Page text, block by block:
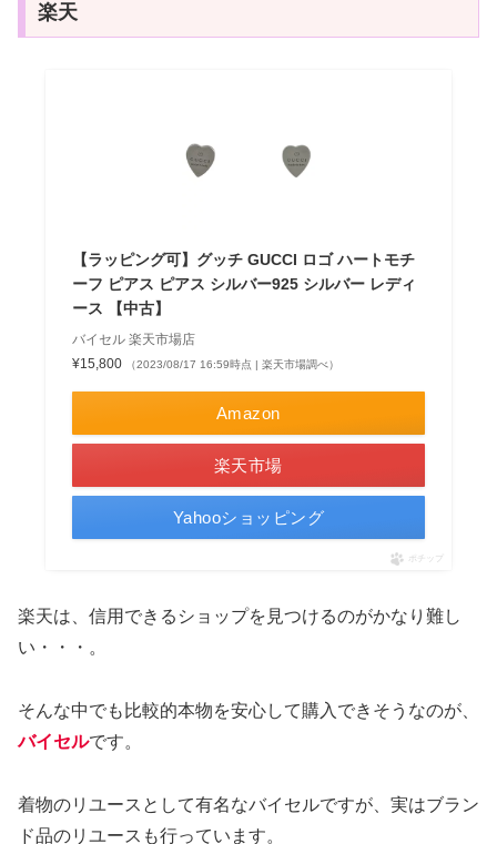
楽天
【ラッピング可】グッチ GUCCI ロゴ ハートモチ
ーフ ピアス ピアス シルバー925 シルバー レディ
ース 【中古】
バイセル 楽天市場店
¥15,800
（2023/08/17 16:59時点 | 楽天市場調べ）
Amazon
楽天市場
Yahooショッピング
ポチップ
楽天は、信用できるショップを見つけるのがかなり難し
い・・・。
そんな中でも比較的本物を安心して購入できそうなのが、
バイセルです。
着物のリユースとして有名なバイセルですが、実はブラン
ド品のリユースも行っています。